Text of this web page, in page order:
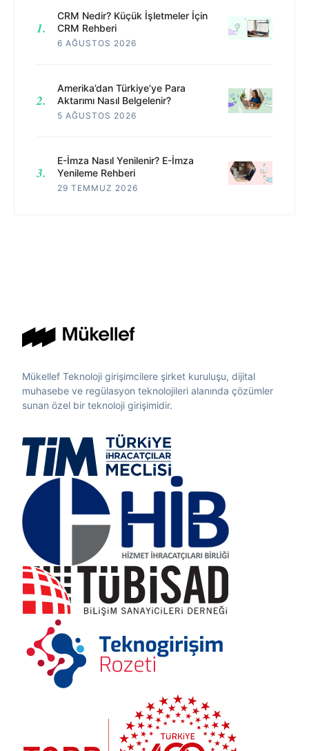
CRM Nedir? Küçük İşletmeler İçin
CRM Rehberi
6 AĞUSTOS 2026
Amerika’dan Türkiye’ye Para
Aktarımı Nasıl Belgelenir?
5 AĞUSTOS 2026
E-İmza Nasıl Yenilenir? E-İmza
Yenileme Rehberi
29 TEMMUZ 2026
Mükellef Teknoloji girişimcilere şirket kuruluşu, dijital
muhasebe ve regülasyon teknolojileri alanında çözümler
sunan özel bir teknoloji girişimidir.